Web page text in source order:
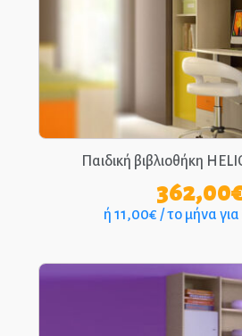
Παιδική βιβλιοθήκη
362,00
ή 11,00€ / το μήνα